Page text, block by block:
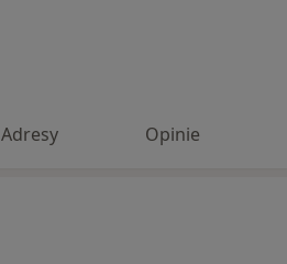
Adresy Opinie